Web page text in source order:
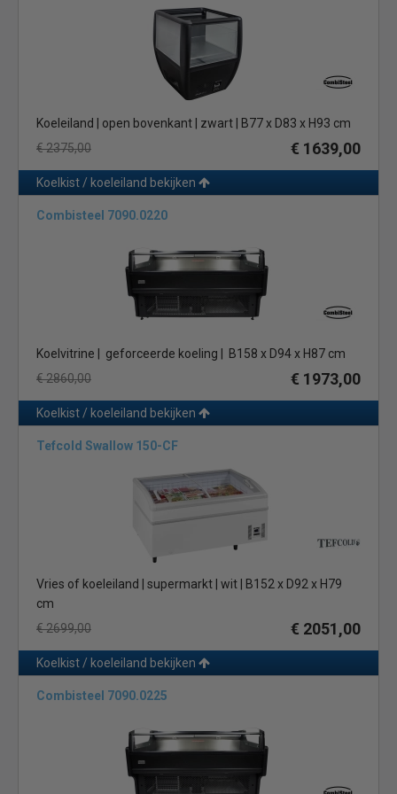
Koeleiland | open bovenkant | zwart | B77 x D83 x H93 cm
€ 2375,00
€ 1639,00
Koelkist / koeleiland bekijken
Combisteel 7090.0220
Koelvitrine | geforceerde koeling | B158 x D94 x H87 cm
€ 2860,00
€ 1973,00
Koelkist / koeleiland bekijken
Tefcold Swallow 150-CF
Vries of koeleiland | supermarkt | wit | B152 x D92 x H79
cm
€ 2699,00
€ 2051,00
Koelkist / koeleiland bekijken
Combisteel 7090.0225